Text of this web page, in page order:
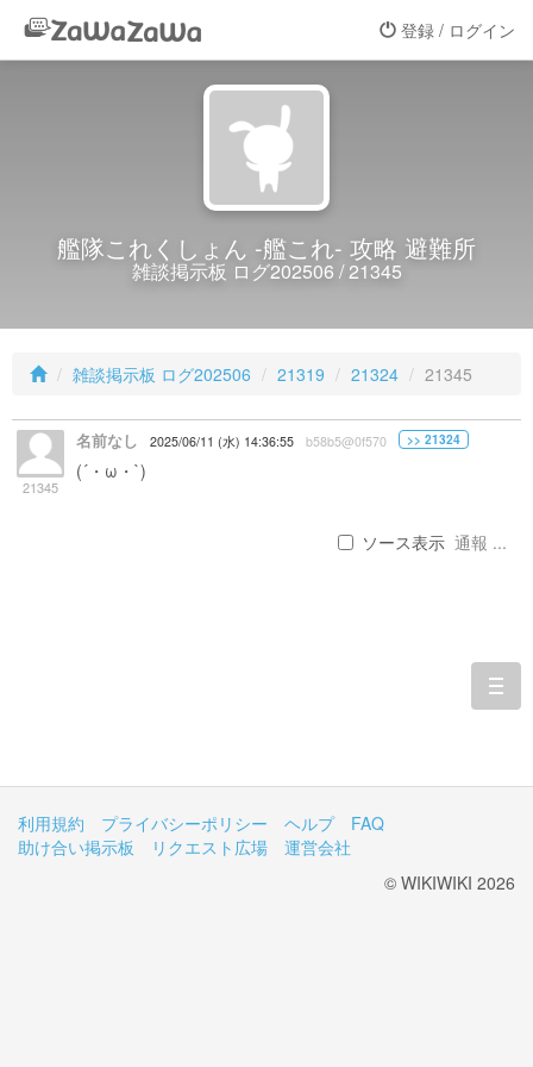
登録 / ログイン
艦隊これくしょん -艦これ- 攻略 避難所
雑談掲示板 ログ202506 / 21345
雑談掲示板 ログ202506 21319 21324 21345
21345
名前なし 2025/06/11 (水) 14:36:55 b58b5@0f570 >> 21324
(´・ω・`)
ソース表示 通報 ...
利用規約 プライバシーポリシー ヘルプ
FAQ
助け合い掲示板
リクエスト広場
運営会社
© WIKIWIKI 2026